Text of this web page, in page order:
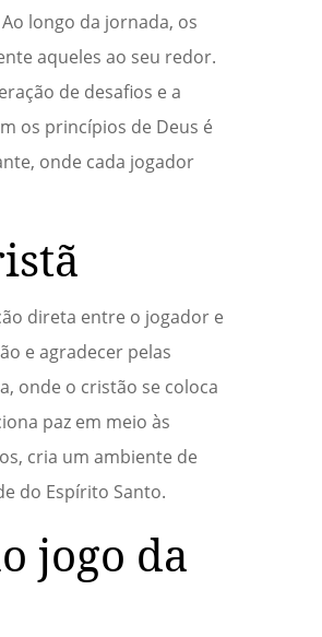
longo da jornada, os
aqueles ao seu redor.
de desafios e a
os princípios de Deus é
onde cada jogador
direta entre o jogador e
e agradecer pelas
onde o cristão se coloca
paz em meio às
cria um ambiente de
do Espírito Santo.
jogo da